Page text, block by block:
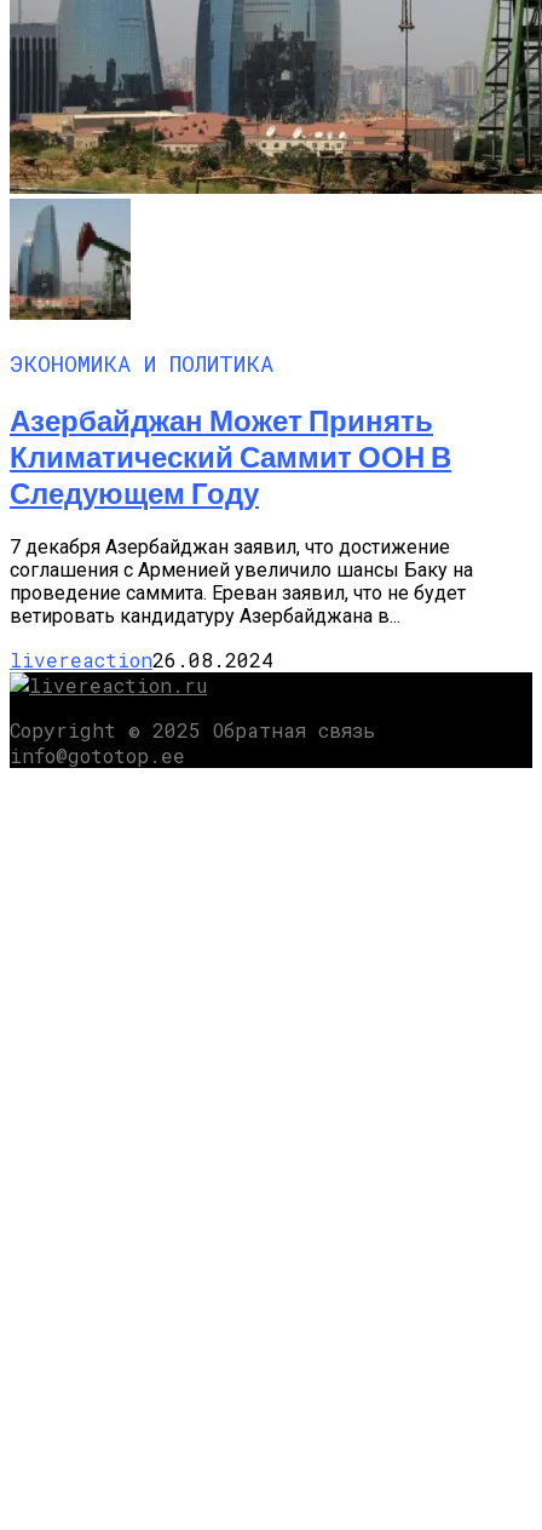
ЭКОНОМИКА И ПОЛИТИКА
Азербайджан Может Принять
Климатический Саммит ООН В
Следующем Году
7 декабря Азербайджан заявил, что достижение
соглашения с Арменией увеличило шансы Баку на
проведение саммита. Ереван заявил, что не будет
ветировать кандидатуру Азербайджана в...
livereaction26.08.2024
Copyright © 2025 Обратная связь
info@gototop.ee